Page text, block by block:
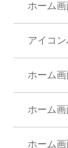
ホーム
アイコ
ホーム
ホーム
ホーム